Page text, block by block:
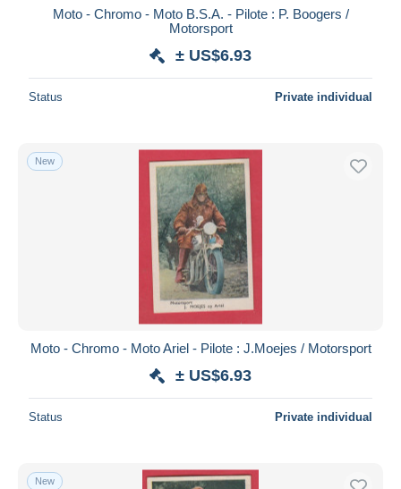
Moto - Chromo - Moto B.S.A. - Pilote : P. Boogers /
Motorsport
± US$6.93
Status Private individual
New
Moto - Chromo - Moto Ariel - Pilote : J.Moejes / Motorsport
± US$6.93
Status Private individual
New